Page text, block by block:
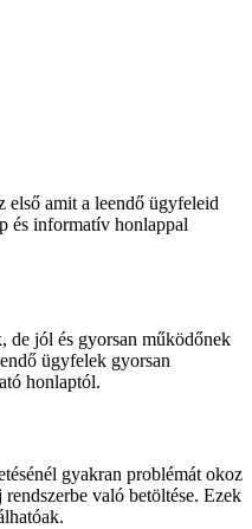
első amit a leendő ügyfeleid
és informatív honlappal
de jól és gyorsan működőnek
ügyfelek gyorsan
honlaptól.
gyakran problémát okoz
való betöltése. Ezek